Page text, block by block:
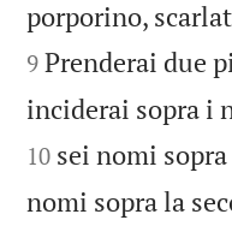
porporino,
9 Prenderai due
inciderai sopra i
10 sei nomi
nomi sopra la